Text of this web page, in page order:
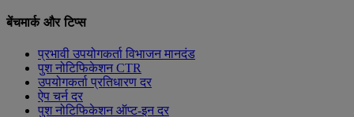
बेंचमार्क और टिप्स
प्रभावी उपयोगकर्ता विभाजन मानदंड
पुश नोटिफिकेशन CTR
उपयोगकर्ता प्रतिधारण दर
ऐप चर्न दर
पुश नोटिफिकेशन ऑप्ट-इन दर